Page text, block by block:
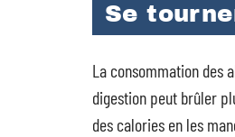
Se
La consommation des
digestion peut brûler
des calories en les